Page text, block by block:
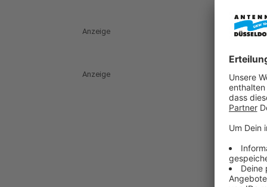
Anzeige
Anzeige